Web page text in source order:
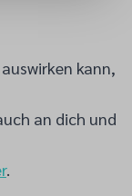
kann,
an dich und
.